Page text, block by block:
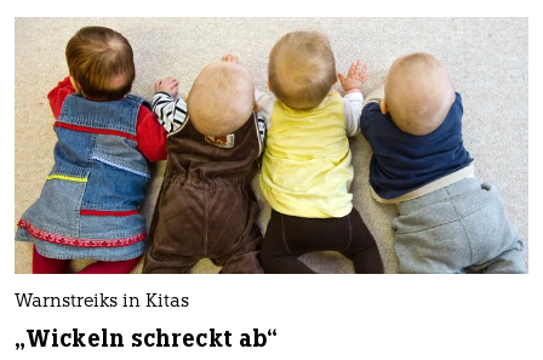
Warnstreiks in Kitas
„Wickeln schreckt ab“